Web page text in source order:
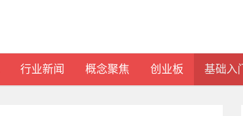
行业新闻 概念聚焦 创业板 基础入门